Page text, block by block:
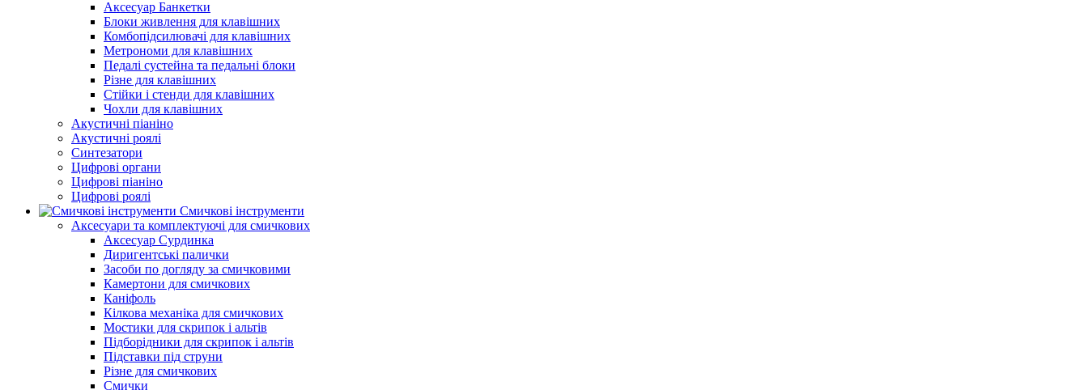
Аксесуар Банкетки
Блоки живлення для клавішних
Комбопідсилювачі для клавішних
Метрономи для клавішних
Педалі сустейна та педальні блоки
Різне для клавішних
Стійки і стенди для клавішних
Чохли для клавішних
Акустичні піаніно
Акустичні роялі
Синтезатори
Цифрові органи
Цифрові піаніно
Цифрові роялі
Смичкові інструменти
Аксесуари та комплектуючі для смичкових
Аксесуар Сурдинка
Диригентські палички
Засоби по догляду за смичковими
Камертони для смичкових
Каніфоль
Кілкова механіка для смичкових
Мостики для скрипок і альтів
Підборiдники для скрипок і альтів
Підставки під струни
Різне для смичкових
Смички